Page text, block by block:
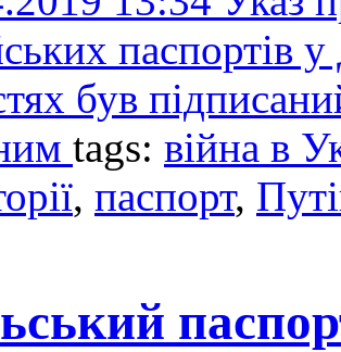
паспортів
був
tags: війна в
, паспорт,